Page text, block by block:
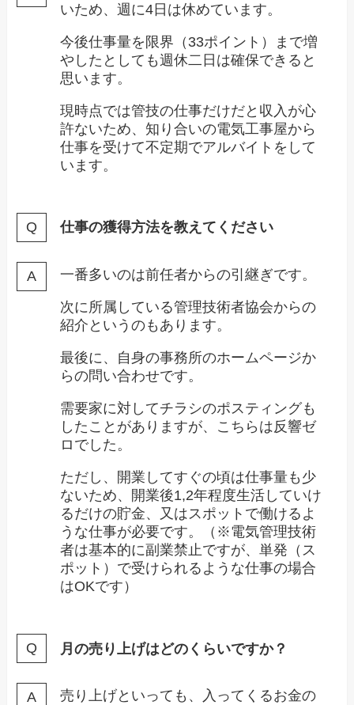
いため、週に4日は休めています。
今後仕事量を限界（33ポイント）まで増
やしたとしても週休二日は確保できると
思います。
現時点では管技の仕事だけだと収入が心
許ないため、知り合いの電気工事屋から
仕事を受けて不定期でアルバイトをして
います。
仕事の獲得方法を教えてください
一番多いのは前任者からの引継ぎです。
次に所属している管理技術者協会からの
紹介というのもあります。
最後に、自身の事務所のホームページか
らの問い合わせです。
需要家に対してチラシのポスティングも
したことがありますが、こちらは反響ゼ
ロでした。
ただし、開業してすぐの頃は仕事量も少
ないため、開業後1,2年程度生活していけ
るだけの貯金、又はスポットで働けるよ
うな仕事が必要です。（※電気管理技術
者は基本的に副業禁止ですが、単発（ス
ポット）で受けられるような仕事の場合
はOKです）
月の売り上げはどのくらいですか？
売り上げといっても、入ってくるお金の